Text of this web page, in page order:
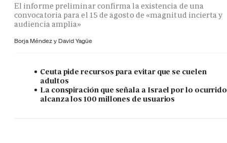
El informe preliminar confirma la existencia de una
convocatoria para el 15 de agosto de «magnitud incierta y
audiencia amplia»
Borja Méndez y David Yagüe
Ceuta pide recursos para evitar que se cuelen
adultos
La conspiración que señala a Israel por lo ocurrido
alcanza los 100 millones de usuarios